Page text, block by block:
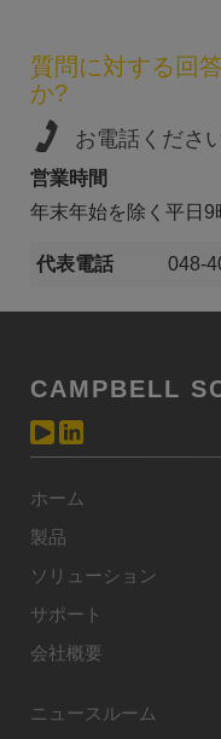
質問に対する回
か?
お電話くださ
営業時間
年末年始を除く平日9
代表電話 048-
CAMPBELL
ホーム
製品
ソリューション
サポート
会社概要
ニュースルーム